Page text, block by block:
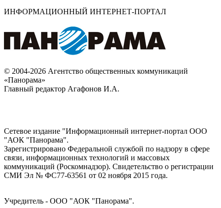
ИНФОРМАЦИОННЫЙ ИНТЕРНЕТ-ПОРТАЛ
© 2004-2026 Агентство общественных коммуникаций
«Панорама»
Главный редактор Агафонов И.А.
Сетевое издание "Информационный интернет-портал ООО
"АОК "Панорама".
Зарегистрировано Федеральной службой по надзору в сфере
связи, информационных технологий и массовых
коммуникаций (Роскомнадзор). Cвидетельство о регистрации
СМИ Эл № ФС77-63561 от 02 ноября 2015 года.
Учредитель - ООО "АОК "Панорама".